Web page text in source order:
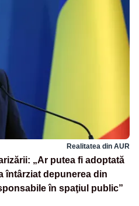
Realitatea din AUR
„Ar putea fi adoptată
întârziat depunerea din
în spaţiul public”